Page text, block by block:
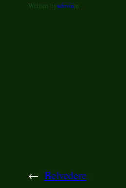
Written byadminin
← Belvedere